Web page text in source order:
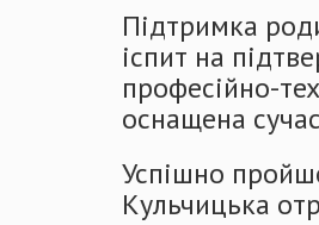
Підтримка
іспит на
професійно-
оснащена
Успішно
Кульчицька